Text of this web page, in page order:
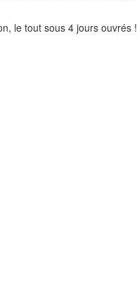
le tout sous 4 jours ouvrés !